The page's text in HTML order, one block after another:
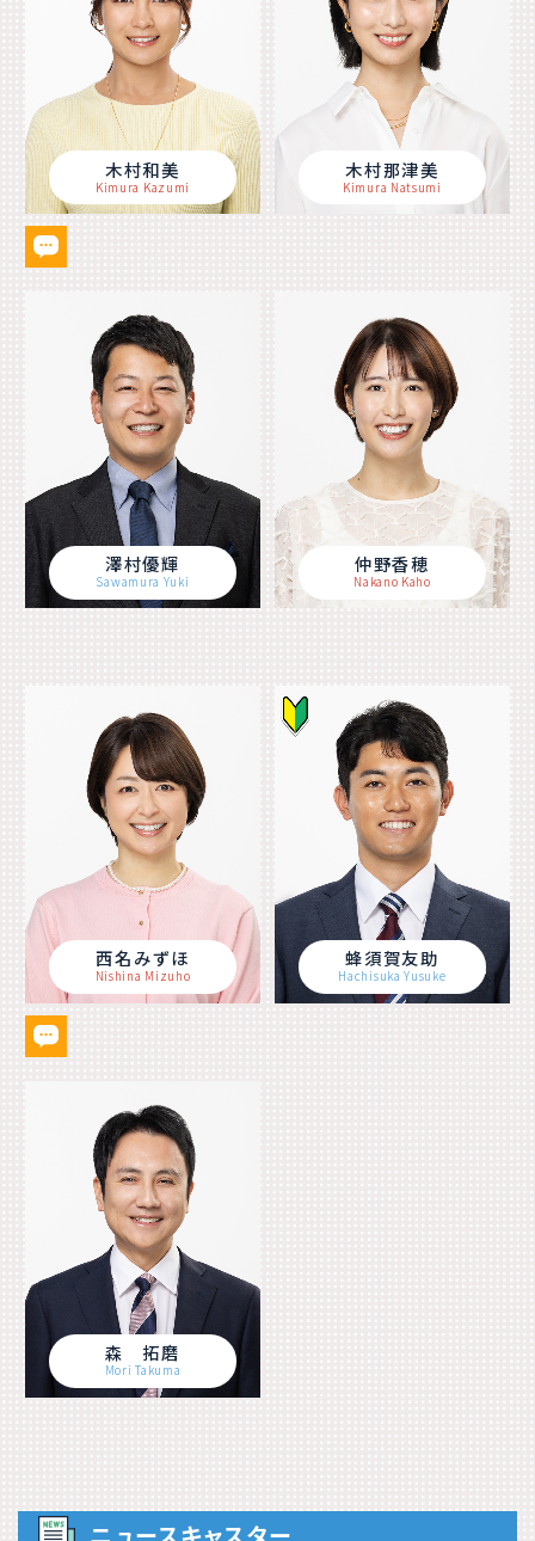
木村和美
Kimura Kazumi
木村那津美
Kimura Natsumi
澤村優輝
Sawamura Yuki
仲野香穂
Nakano Kaho
西名みずほ
Nishina Mizuho
蜂須賀友助
Hachisuka Yusuke
森 拓磨
Mori Takuma
ニュースキャスター